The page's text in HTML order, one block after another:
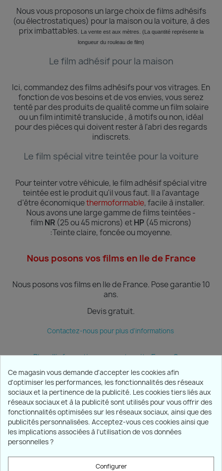
Nous vous proposons un large choix de films adhésifs
(ou électrostatiques) pour la maison ou la voiture, à des
prix imbattables.
La vente est aux mètres. (La quantité représentela
longueur du rouleau de film)
Le film adhésif pour la maison
Ici, commandez des films adhésifs pour vos vitrages. En
fonction de vos besoins et de vos envies, vous serez
tenté par des produits de qualité comme un film solaire
ou un film intimité translucide , à motifs ou non, idéal
pour des pièces qui doivent rester à l'abri des regards
indiscrets.
Le film spécial vitre teintée pour la voiture
Pour teinter votre véhicule, le film adhésif spécial vitre
teintée est le produit qu'il vous faut. Il a l'avantage
d'être économiquethermoformable, facile à installer.
Nous avons une large gamme de films teintées -
filmNR (25 ou 45 microns) etHP (45 microns)
:Teinteclaire, foncée ou moyenne.
Nous posons vos films en Ile de France
Nous posons vos films en Ile de France. Pose garantie 10
ans.
Devis gratuit.
Contactez-nous pour plus d'informations
Plus d'informations sur notre site Ecran Sun
PRODUITS 
NOTRE SOCIÉTÉ 
Ce magasin vous demande d'accepter les cookies afin
d'optimiser les performances, les fonctionnalités des réseaux
sociaux et la pertinence de la publicité. Les cookies tiers liés aux
réseaux sociaux et à la publicité sont utilisés pour vous offrir des
fonctionnalités optimisées sur les réseaux sociaux, ainsi que des
publicités personnalisées. Acceptez-vous ces cookies ainsi que
les implications associées à l'utilisation de vos données
personnelles ?
Configurer